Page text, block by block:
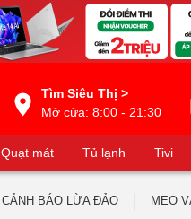
Tìm Siêu Thị >
Mở cửa: 8:00 - 21:30
Quạt mát Tủ lạnh Tivi
CẢNH BÁO LỪA ĐẢO MẸO